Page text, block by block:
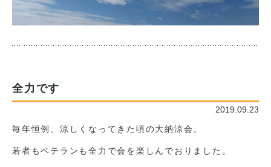
全力です
2019.09.23
毎年恒例、涼しくなってきた頃の大納涼会。
若者もベテランも全力で会を楽しんでおりました。